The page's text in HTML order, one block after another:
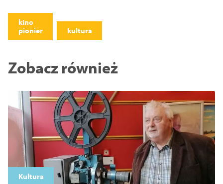
kino
pionier
kultura
Zobacz również
Kultura